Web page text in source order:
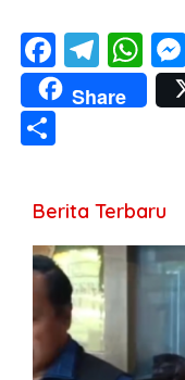
F
ac
e
o
k
T
el
e
m
W
h
at
p
p
Share
ar
e
Berita Terbaru